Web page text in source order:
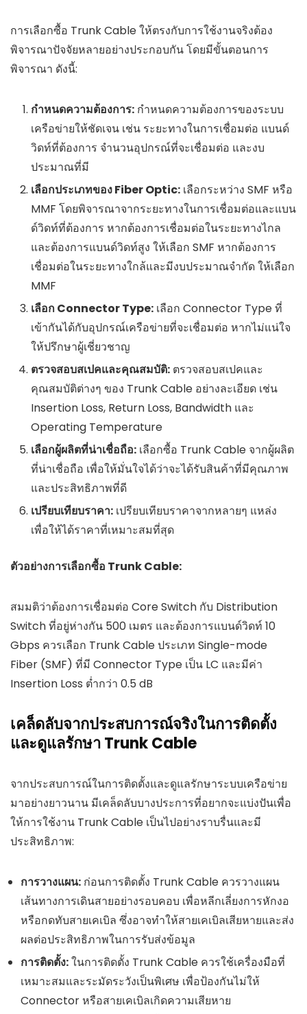
การเลือกซื้อ Trunk Cable ให้ตรงกับการใช้งานจริงต้อง
พิจารณาปัจจัยหลายอย่างประกอบกัน โดยมีขั้นตอนการ
พิจารณา ดังนี้:
กำหนดความต้องการ: กำหนดความต้องการของระบบ
เครือข่ายให้ชัดเจน เช่น ระยะทางในการเชื่อมต่อ แบนด์
วิดท์ที่ต้องการ จำนวนอุปกรณ์ที่จะเชื่อมต่อ และงบ
ประมาณที่มี
เลือกประเภทของ Fiber Optic: เลือกระหว่าง SMF หรือ
MMF โดยพิจารณาจากระยะทางในการเชื่อมต่อและแบน
ด์วิดท์ที่ต้องการ หากต้องการเชื่อมต่อในระยะทางไกล
และต้องการแบนด์วิดท์สูง ให้เลือก SMF หากต้องการ
เชื่อมต่อในระยะทางใกล้และมีงบประมาณจำกัด ให้เลือก
MMF
เลือก Connector Type: เลือก Connector Type ที่
เข้ากันได้กับอุปกรณ์เครือข่ายที่จะเชื่อมต่อ หากไม่แน่ใจ
ให้ปรึกษาผู้เชี่ยวชาญ
ตรวจสอบสเปคและคุณสมบัติ: ตรวจสอบสเปคและ
คุณสมบัติต่างๆ ของ Trunk Cable อย่างละเอียด เช่น
Insertion Loss, Return Loss, Bandwidth และ
Operating Temperature
เลือกผู้ผลิตที่น่าเชื่อถือ: เลือกซื้อ Trunk Cable จากผู้ผลิต
ที่น่าเชื่อถือ เพื่อให้มั่นใจได้ว่าจะได้รับสินค้าที่มีคุณภาพ
และประสิทธิภาพที่ดี
เปรียบเทียบราคา: เปรียบเทียบราคาจากหลายๆ แหล่ง
เพื่อให้ได้ราคาที่เหมาะสมที่สุด
ตัวอย่างการเลือกซื้อ Trunk Cable:
สมมติว่าต้องการเชื่อมต่อ Core Switch กับ Distribution
Switch ที่อยู่ห่างกัน 500 เมตร และต้องการแบนด์วิดท์ 10
Gbps ควรเลือก Trunk Cable ประเภท Single-mode
Fiber (SMF) ที่มี Connector Type เป็น LC และมีค่า
Insertion Loss ต่ำกว่า 0.5 dB
เคล็ดลับจากประสบการณ์จริงในการติดตั้ง
และดูแลรักษา Trunk Cable
จากประสบการณ์ในการติดตั้งและดูแลรักษาระบบเครือข่าย
มาอย่างยาวนาน มีเคล็ดลับบางประการที่อยากจะแบ่งปันเพื่อ
ให้การใช้งาน Trunk Cable เป็นไปอย่างราบรื่นและมี
ประสิทธิภาพ:
การวางแผน: ก่อนการติดตั้ง Trunk Cable ควรวางแผน
เส้นทางการเดินสายอย่างรอบคอบ เพื่อหลีกเลี่ยงการหักงอ
หรือกดทับสายเคเบิล ซึ่งอาจทำให้สายเคเบิลเสียหายและส่ง
ผลต่อประสิทธิภาพในการรับส่งข้อมูล
การติดตั้ง:ในการติดตั้ง Trunk Cable ควรใช้เครื่องมือที่
เหมาะสมและระมัดระวังเป็นพิเศษ เพื่อป้องกันไม่ให้
Connector หรือสายเคเบิลเกิดความเสียหาย